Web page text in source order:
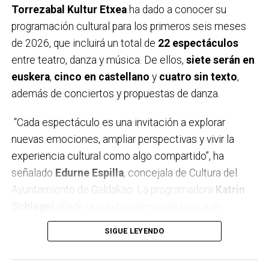
En el deporte la cinta negra simboliza el luto, así que
desde la Asociación queremos sustituir el negro por
el color verde, símbolo de la esperanza y la
supervivencia. Además, el deporte transmite valores
como el esfuerzo, el trabajo en equipo o la
superación, por lo que es un gran altavoz para recordar
que detrás de cada brazalete hay una persona, una
historia, una familia. Con esta iniciativa se da voz a las
personas con cáncer, pero también a quienes las
cuidan, reivindicando una atención más humana.
del mes de febrero estaremos presentes en varios
Torrezabal Kultur Etxeaha dado a conocer su
programación cultural para los primeros seis meses
de 2026, que incluirá un total de 22 espectáculos
entre teatro, danza y música. De ellos, siete serán en
euskera, cinco en castellano y cuatro sin texto,
además de conciertos y propuestas de danza.
“Cada espectáculo es una invitación a explorar
nuevas emociones, ampliar perspectivas y vivir la
experiencia cultural como algo compartido”, ha
señalado Edurne Espilla, concejala de Cultura del
Ayuntamiento de Galdakao. La programadora Katrin
equilibrio entretradición y renovación, combinando
artistas consagrados y creadores emergentes con
propuestas que despiertan la curiosidad del público.
SIGUE LEYENDO